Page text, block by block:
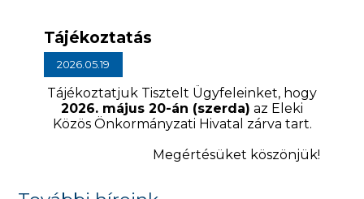
Tájékoztatás
2026.05.19
Tájékoztatjuk Tisztelt Ügyfeleinket, hogy
2026. május 20-án (szerda) az Eleki
Közös Önkormányzati Hivatal zárva tart.
Megértésüket köszönjük!